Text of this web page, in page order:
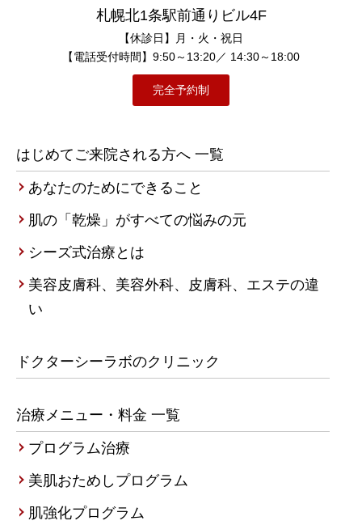
札幌北1条駅前通りビル4F
【休診日】月・火・祝日
【電話受付時間】9:50～13:20／ 14:30～18:00
完全予約制
はじめてご来院される方へ 一覧
あなたのためにできること
肌の「乾燥」がすべての悩みの元
シーズ式治療とは
美容皮膚科、美容外科、皮膚科、エステの違
い
ドクターシーラボのクリニック
治療メニュー・料金 一覧
プログラム治療
美肌おためしプログラム
肌強化プログラム